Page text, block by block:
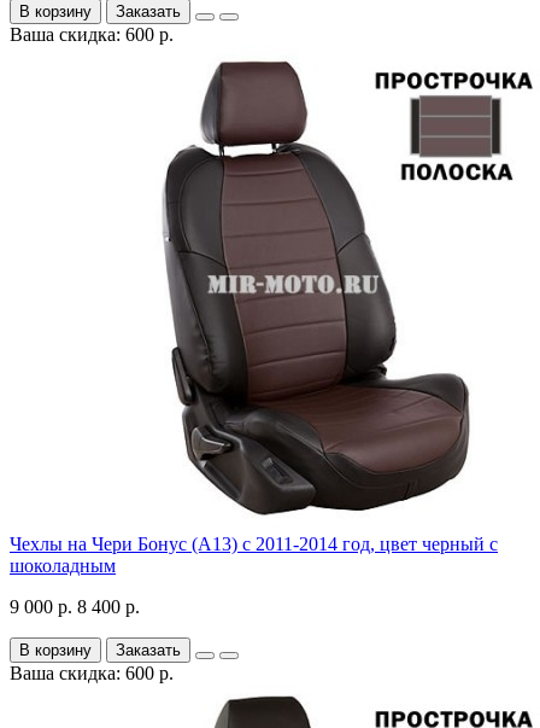
В корзину Заказать
Ваша скидка: 600 р.
Чехлы на Чери Бонус (A13) c 2011-2014 год, цвет черный с
шоколадным
9 000 р. 8 400 р.
В корзину Заказать
Ваша скидка: 600 р.